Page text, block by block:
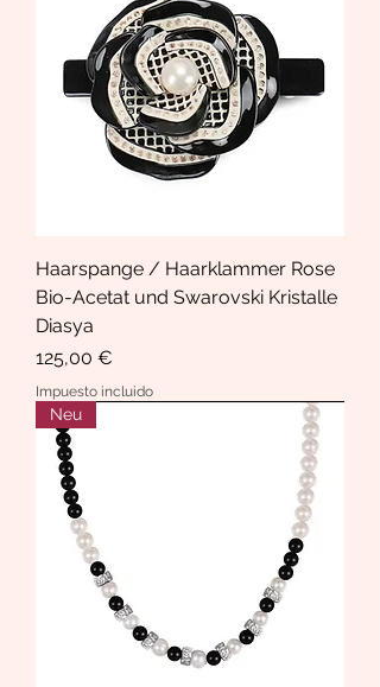
Haarspange / Haarklammer Rose
Bio-Acetat und Swarovski Kristalle
Diasya
Precio
125,00 €
Impuesto incluido
Neu